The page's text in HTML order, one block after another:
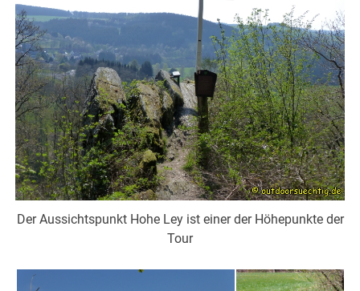
Der Aussichtspunkt Hohe Ley ist einer der Höhepunkte der
Tour